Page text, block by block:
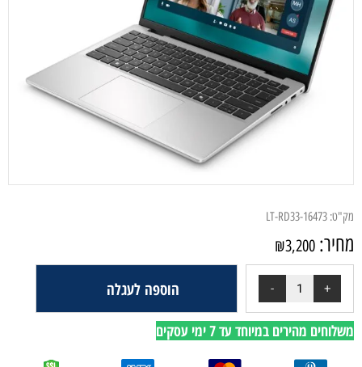
מק"ט: LT-RD33-16473
מחיר: ₪3,200
הוספה לעגלה
משלוחים מהירים במיוחד עד 7 ימי עסקים